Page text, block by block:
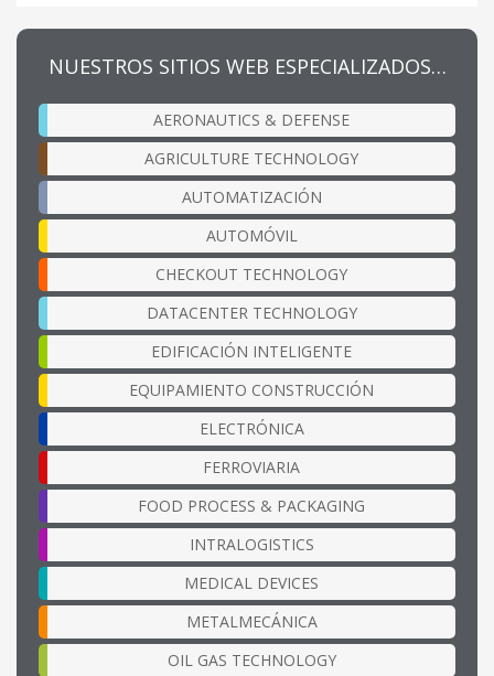
NUESTROS SITIOS WEB ESPECIALIZADOS…
AERONAUTICS & DEFENSE
AGRICULTURE TECHNOLOGY
AUTOMATIZACIÓN
AUTOMÓVIL
CHECKOUT TECHNOLOGY
DATACENTER TECHNOLOGY
EDIFICACIÓN INTELIGENTE
EQUIPAMIENTO CONSTRUCCIÓN
ELECTRÓNICA
FERROVIARIA
FOOD PROCESS & PACKAGING
INTRALOGISTICS
MEDICAL DEVICES
METALMECÁNICA
OIL GAS TECHNOLOGY